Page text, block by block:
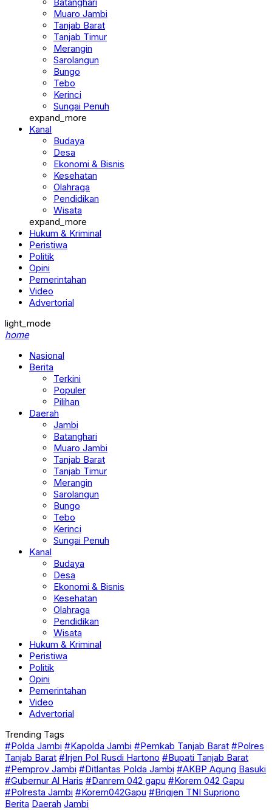
Muaro Jambi
Tanjab Barat
Tanjab Timur
Merangin
Sarolangun
Bungo
Tebo
Kerinci
Sungai Penuh
expand_more
Kanal
Budaya
Desa
Ekonomi & Bisnis
Kesehatan
Olahraga
Pendidikan
Wisata
expand_more
Hukum & Kriminal
Peristiwa
Politik
Opini
Pemerintahan
Video
Advertorial
light_mode
home
Nasional
Berita
Terkini
Populer
Pilihan
Daerah
Jambi
Batanghari
Muaro Jambi
Tanjab Barat
Tanjab Timur
Merangin
Sarolangun
Bungo
Tebo
Kerinci
Sungai Penuh
Kanal
Budaya
Desa
Ekonomi & Bisnis
Kesehatan
Olahraga
Pendidikan
Wisata
Hukum & Kriminal
Peristiwa
Politik
Opini
Pemerintahan
Video
Advertorial
Trending Tags
#Polda Jambi #Kapolda Jambi #Pemkab Tanjab Barat #Polres
Tanjab Barat #Irjen Pol Rusdi Hartono #Bupati Tanjab Barat
#Pemprov Jambi #Ditlantas Polda Jambi #AKBP Agung Basuki
#Gubernur Al Haris #Danrem 042 gapu #Korem 042 Gapu
#Polresta Jambi #Korem042Gapu #Brigjen TNI Supriono
Berita Daerah Jambi